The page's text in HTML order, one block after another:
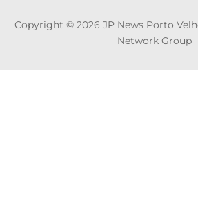
Copyright © 2026 JP News Porto
Network Group